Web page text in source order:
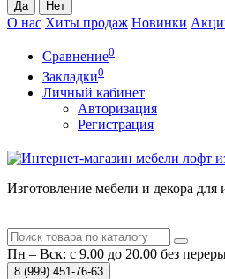
О нас Хиты продаж Новинки
Сравнение0
Закладки0
Личный кабинет
Авторизация
Регистрация
Изготовление мебели и декора для
Пн – Вск: с 9.00 до 20.00 без
8 (999) 451-76-63